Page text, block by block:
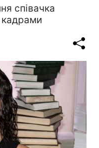
співачка
кадрами